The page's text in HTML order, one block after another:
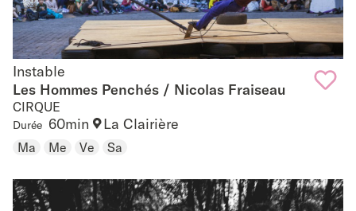
Instable
Instable
Les Hommes Penchés / Nicolas Fraiseau
CIRQUE
Durée 60min La Clairière
Ma Me Ve Sa